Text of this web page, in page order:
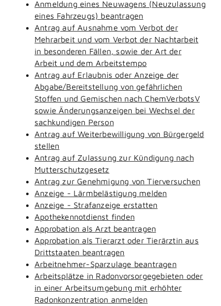
Anmeldung eines Neuwagens (Neuzulassung
eines Fahrzeugs) beantragen
Antrag auf Ausnahme vom Verbot der
Mehrarbeit und vom Verbot der Nachtarbeit
in besonderen Fällen, sowie der Art der
Arbeit und dem Arbeitstempo
Antrag auf Erlaubnis oder Anzeige der
Abgabe/Bereitstellung von gefährlichen
Stoffen und Gemischen nach ChemVerbotsV
sowie Änderungsanzeigen bei Wechsel der
sachkundigen Person
Antrag auf Weiterbewilligung von Bürgergeld
stellen
Antrag auf Zulassung zur Kündigung nach
Mutterschutzgesetz
Antrag zur Genehmigung von Tierversuchen
Anzeige - Lärmbelästigung melden
Anzeige - Strafanzeige erstatten
Apothekennotdienst finden
Approbation als Arzt beantragen
Approbation als Tierarzt oder Tierärztin aus
Drittstaaten beantragen
Arbeitnehmer-Sparzulage beantragen
Arbeitsplätze in Radonvorsorgegebieten oder
in einer Arbeitsumgebung mit erhöhter
Radonkonzentration anmelden